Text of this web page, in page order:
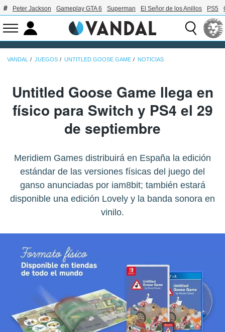
Peter Jackson Gameplay GTA 6 Superman El Señor de los Anillos PS5
VANDAL JUEGOS UNTITLED GOOSE GAME NOTICIAS
Untitled Goose Game llega en
físico para Switch y PS4 el 29
de septiembre
Meridiem Games distribuirá en España la edición
estándar de las versiones físicas del juego del
ganso anunciadas por iam8bit; también estará
disponible una edición Lovely y la banda sonora en
vinilo.